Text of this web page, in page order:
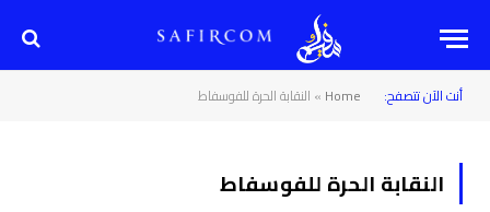
أنت الآن تتصفح: Home
» النقابة الحرة للفوسفاط
النقابة الحرة للفوسفاط